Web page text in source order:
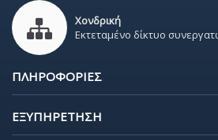
Χονδρική
Εκτεταμένο δίκτυο
ΠΛΗΡΟΦΟΡΊΕΣ
ΕΞΥΠΗΡΈΤΗΣΗ